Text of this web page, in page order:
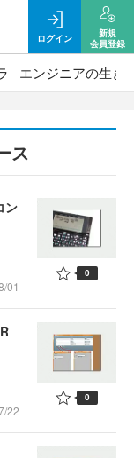
ログイン
新規
会員登録
エンジニアの生き
ス
ン
01
0
22
0